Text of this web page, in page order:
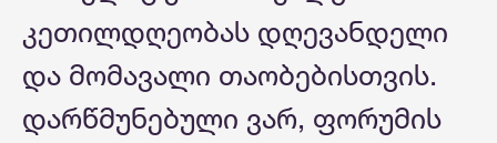
კეთილდღეობას დღევანდელი
და მომავალი თაობებისთვის.
დარწმუნებული ვარ, ფორუმის